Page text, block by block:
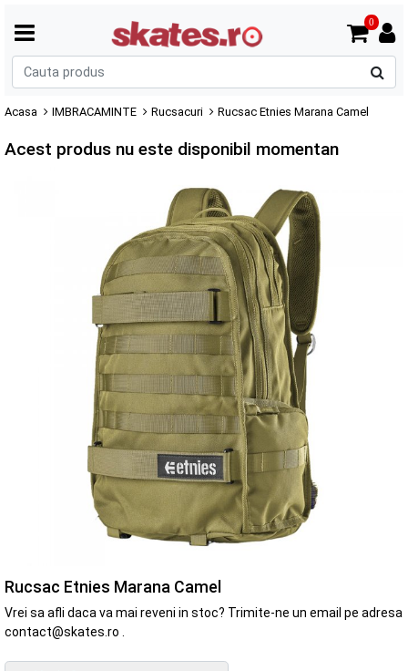
0
Acasa IMBRACAMINTE Rucsacuri Rucsac Etnies Marana Camel
Acest produs nu este disponibil momentan
Rucsac Etnies Marana Camel
Vrei sa afli daca va mai reveni in stoc? Trimite-ne un email pe adresa
contact@skates.ro .